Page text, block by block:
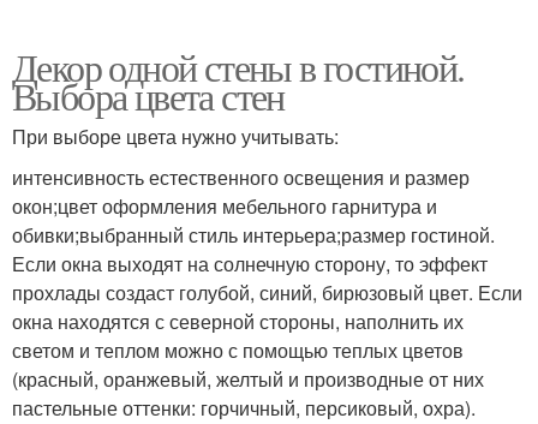
Декор одной стены в гостиной.
Выбора цвета стен
При выборе цвета нужно учитывать:
интенсивность естественного освещения и размер
окон;цвет оформления мебельного гарнитура и
обивки;выбранный стиль интерьера;размер гостиной.
Если окна выходят на солнечную сторону, то эффект
прохлады создаст голубой, синий, бирюзовый цвет. Если
окна находятся с северной стороны, наполнить их
светом и теплом можно с помощью теплых цветов
(красный, оранжевый, желтый и производные от них
пастельные оттенки: горчичный, персиковый, охра).